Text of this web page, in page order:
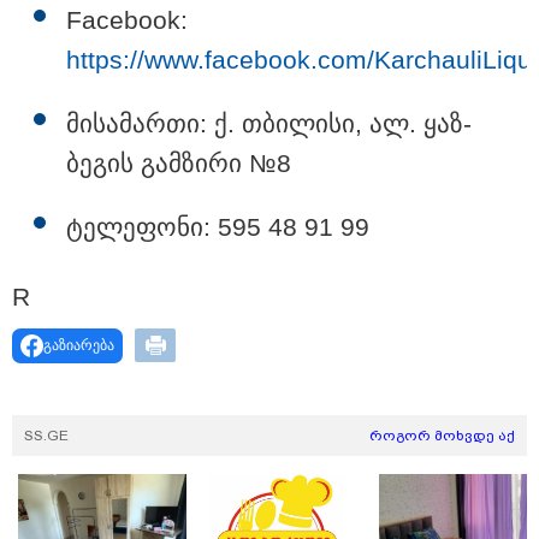
წლის ახალაგაზრდის დედა?
17:12 / 09-08-2026
გრამი საქართველოში?
დეტალებს პროკურატურა
კატეგორიის ყველა სიახლე
Facebook:
https://www.facebook.com/
მი­სა­მარ­თი: ქ. თბი­ლი­სი, ალ. ყაზ­
ბე­გის გამ­ზი­რი №8
ტე­ლე­ფო­ნი: 595 48 91 99
R
გაზიარება
SS.GE როგორ მოხვდე აქ